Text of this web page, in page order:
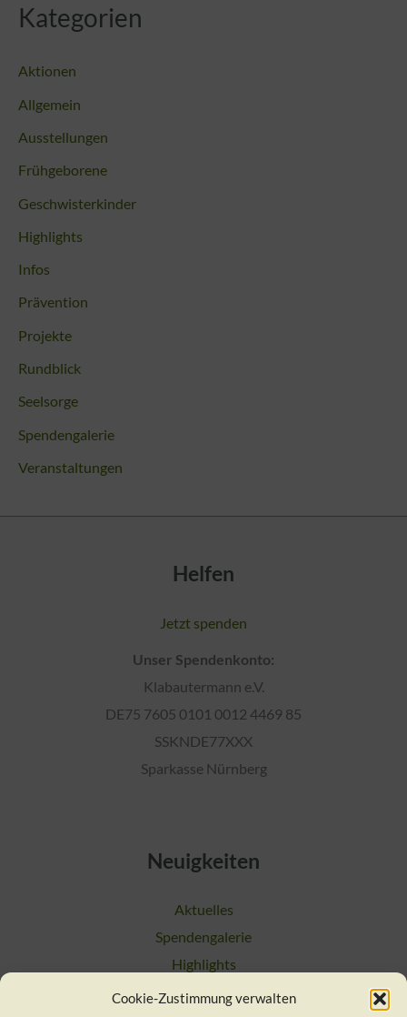
Cookie-Zustimmung verwalten
Kategorien
Aktionen
Allgemein
Ausstellungen
Frühgeborene
Geschwisterkinder
Highlights
Infos
Prävention
Projekte
Rundblick
Seelsorge
Spendengalerie
Veranstaltungen
Helfen
Jetzt spenden
Unser Spendenkonto:
Klabautermann e.V.
DE75 7605 0101 0012 4469 85
SSKNDE77XXX
Sparkasse Nürnberg
Neuigkeiten
Aktuelles
Spendengalerie
Highlights
Suchen